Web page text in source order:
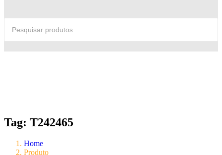
Tag: T242465
Home
Produto